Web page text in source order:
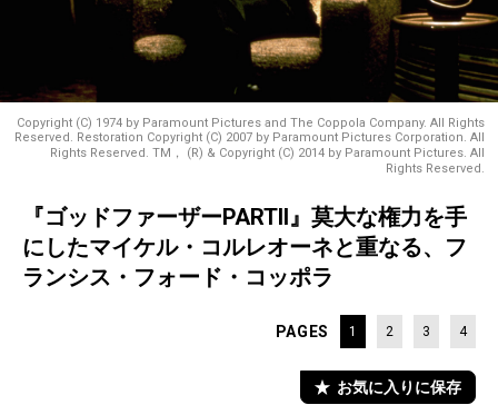
Copyright (C) 1974 by Paramount Pictures and The Coppola Company. All Rights
Reserved. Restoration Copyright (C) 2007 by Paramount Pictures Corporation. All
Rights Reserved. TM， (R) & Copyright (C) 2014 by Paramount Pictures. All
Rights Reserved.
『ゴッドファーザーPARTII』莫大な権力を手
にしたマイケル・コルレオーネと重なる、フ
ランシス・フォード・コッポラ
PAGES 1 2 3 4
お気に入りに保存